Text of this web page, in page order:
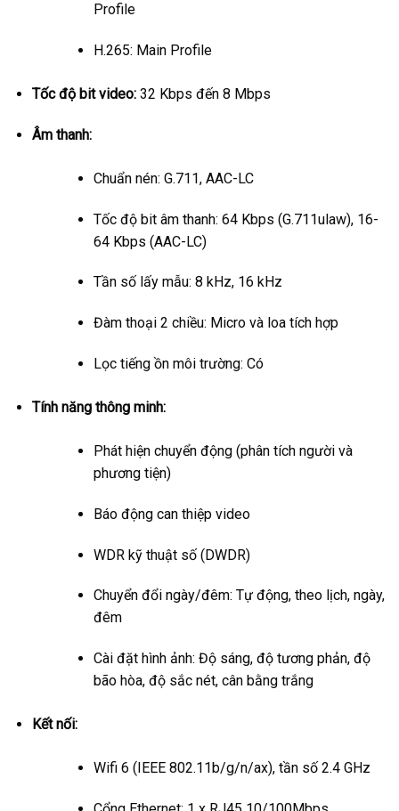
Profile
H.265: Main Profile
Tốc độ bit video:32 Kbps đến 8 Mbps
Âm thanh:
Chuẩn nén: G.711, AAC-LC
Tốc độ bit âm thanh: 64 Kbps (G.711ulaw), 16-
64 Kbps (AAC-LC)
Tần số lấy mẫu: 8 kHz, 16 kHz
Đàm thoại 2 chiều: Micro và loa tích hợp
Lọc tiếng ồn môi trường: Có
Tính năng thông minh:
Phát hiện chuyển động (phân tích người và
phương tiện)
Báo động can thiệp video
WDR kỹ thuật số (DWDR)
Chuyển đổi ngày/đêm: Tự động, theo lịch, ngày,
đêm
Cài đặt hình ảnh: Độ sáng, độ tương phản, độ
bão hòa, độ sắc nét, cân bằng trắng
Kết nối:
Wifi 6 (IEEE 802.11b/g/n/ax), tần số 2.4 GHz